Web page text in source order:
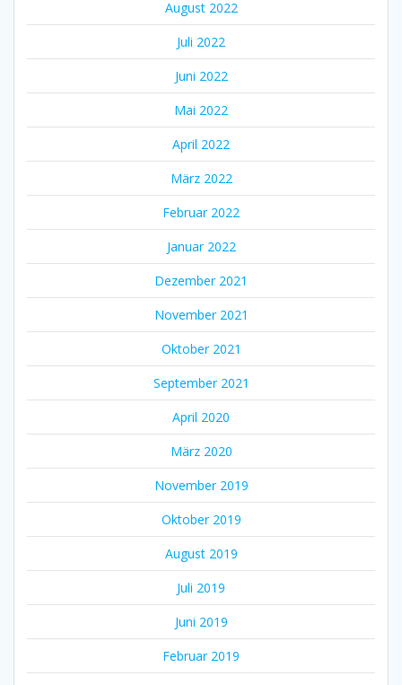
August 2022
Juli 2022
Juni 2022
Mai 2022
April 2022
März 2022
Februar 2022
Januar 2022
Dezember 2021
November 2021
Oktober 2021
September 2021
April 2020
März 2020
November 2019
Oktober 2019
August 2019
Juli 2019
Juni 2019
Februar 2019